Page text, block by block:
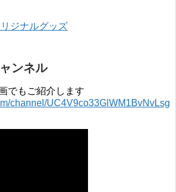
ジナルグッズ
ンネル
でもご紹介します
channel/UC4V9co33GlWM1BvNvLsg